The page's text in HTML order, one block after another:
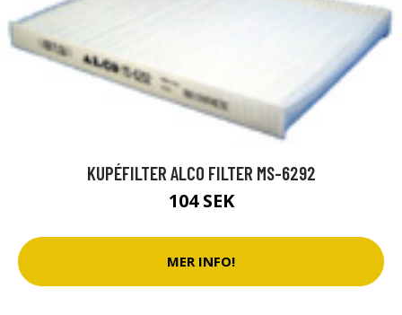
KUPÉFILTER ALCO FILTER MS-6292
104 SEK
MER INFO!